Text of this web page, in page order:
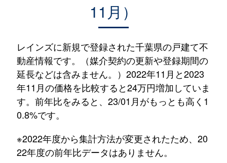
11月）
レインズに新規で登録された千葉県の戸建て不
動産情報です。（媒介契約の更新や登録期間の
延長などは含みません。）2022年11月と2023
年11月の価格を比較すると24万円増加していま
す。前年比をみると、23/01月がもっとも高く1
0.8%です。
※2022年度から集計方法が変更されたため、20
22年度の前年比データはありません。